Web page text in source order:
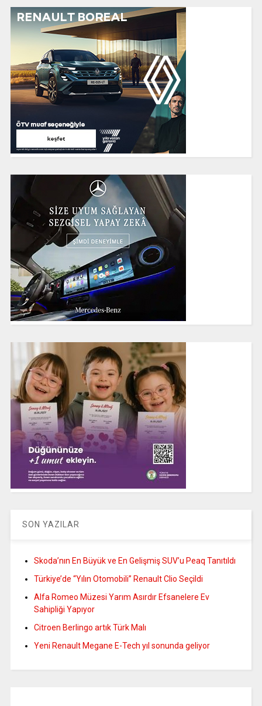
SON YAZILAR
Skoda’nın En Büyük ve En Gelişmiş SUV’u Peaq Tanıtıldı
Türkiye’de “Yılın Otomobili” Renault Clio Seçildi
Alfa Romeo Müzesi Yarım Asırdır Efsanelere Ev
Sahipliği Yapıyor
Citroen Berlingo artık Türk Malı
Yeni Renault Megane E-Tech yıl sonunda geliyor